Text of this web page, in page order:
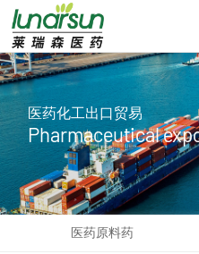
医药化工出口贸易
Pharmaceutical
医药原料药